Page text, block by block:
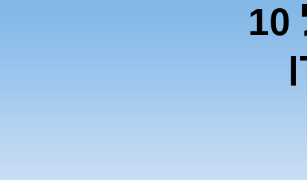
נתפסה הברחה של 10